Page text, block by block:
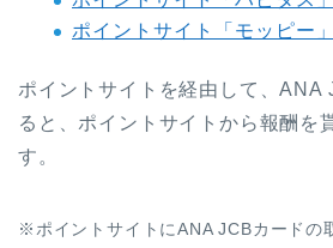
ポイントサイト「モッピー」
ポイントサイトを経由して、ANA
ると、ポイントサイトから報酬を
す。
※ポイントサイトにANA JCBカードの